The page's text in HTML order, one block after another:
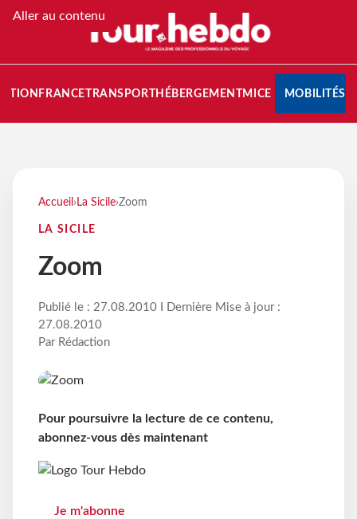
Aller au contenu
FRANCETRANSPORT HÉBERGEMENTMICE MOBILITÉS
Accueil › La Sicile›Zoom
LA SICILE
Zoom
Publié le : 27.08.2010 I Dernière Mise à jour :
27.08.2010
Par Rédaction
Pour poursuivre la lecture de ce contenu,
abonnez-vous dès maintenant
Je m'abonne